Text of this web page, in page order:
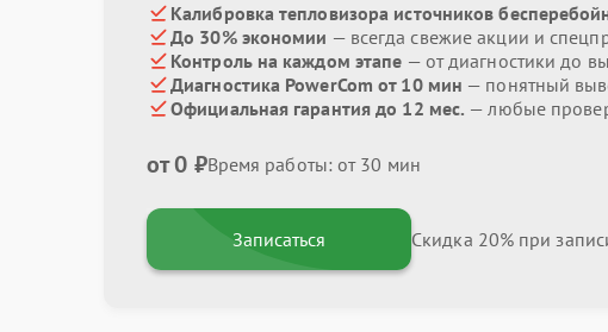
Калибровка тепловизора источников
До 30% экономии — всегда свежие акции и
Контроль на каждом этапе — от диагностики до
Диагностика PowerCom от 10 мин — понятный
Официальная гарантия до 12 мес. — любые
от 0 ₽Время работы: от 30 мин
Записаться Скидка 20% при